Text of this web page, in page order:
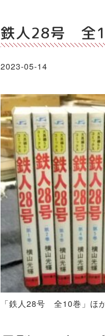
鉄人28号 全
2023-05-14
「鉄人28号 全10巻」ほ